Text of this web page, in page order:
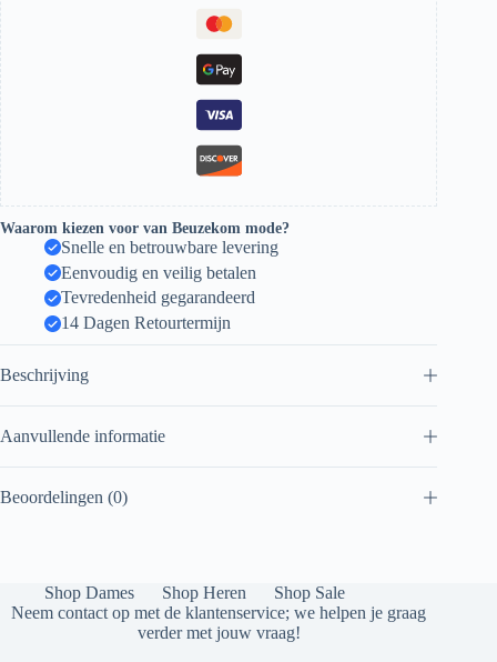
Waarom kiezen voor van Beuzekom mode?
Snelle en betrouwbare levering
Eenvoudig en veilig betalen
Tevredenheid gegarandeerd
14 Dagen Retourtermijn
Beschrijving
Aanvullende informatie
Beoordelingen (0)
Shop Dames Shop Heren
Shop Sale
Neem contact op met de klantenservice; we helpen je graag
verder met jouw vraag!